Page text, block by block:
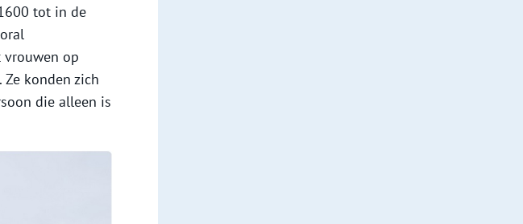
tot in de
vrouwen op
konden zich
die alleen is